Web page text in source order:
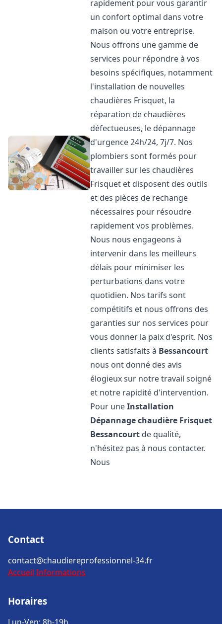
rapidement pour vous garantir
un confort optimal dans votre
maison ou votre entreprise.
Nous offrons une gamme de
services pour répondre à vos
besoins spécifiques, notamment
l'installation de nouvelles
chaudières Frisquet, la
réparation de chaudières
défectueuses, le dépannage
d'urgence 24h/24, 7j/7. Nos
plombiers sont formés pour
travailler sur les chaudières
Frisquet et disposent des outils
et des pièces de rechange
nécessaires pour résoudre
rapidement vos problèmes.
Nous nous engageons à
intervenir dans les meilleurs
délais pour minimiser les
perturbations dans votre
quotidien. Nos tarifs sont
compétitifs et nous offrons des
garanties sur nos services pour
vous donner la paix d'esprit. Nos
clients satisfaits à Bessancourt
nous ont donné des avis
élogieux sur notre travail soigné
et notre rapidité d'intervention.
Pour uneInstallation
Dépannage chaudière Frisquet
Bessancourt de qualité,
n'hésitez pas à nous contacter.
Nous
Contact
contact@chaudiereprofessionnel-34.fr
Accueil Informations
Horaires